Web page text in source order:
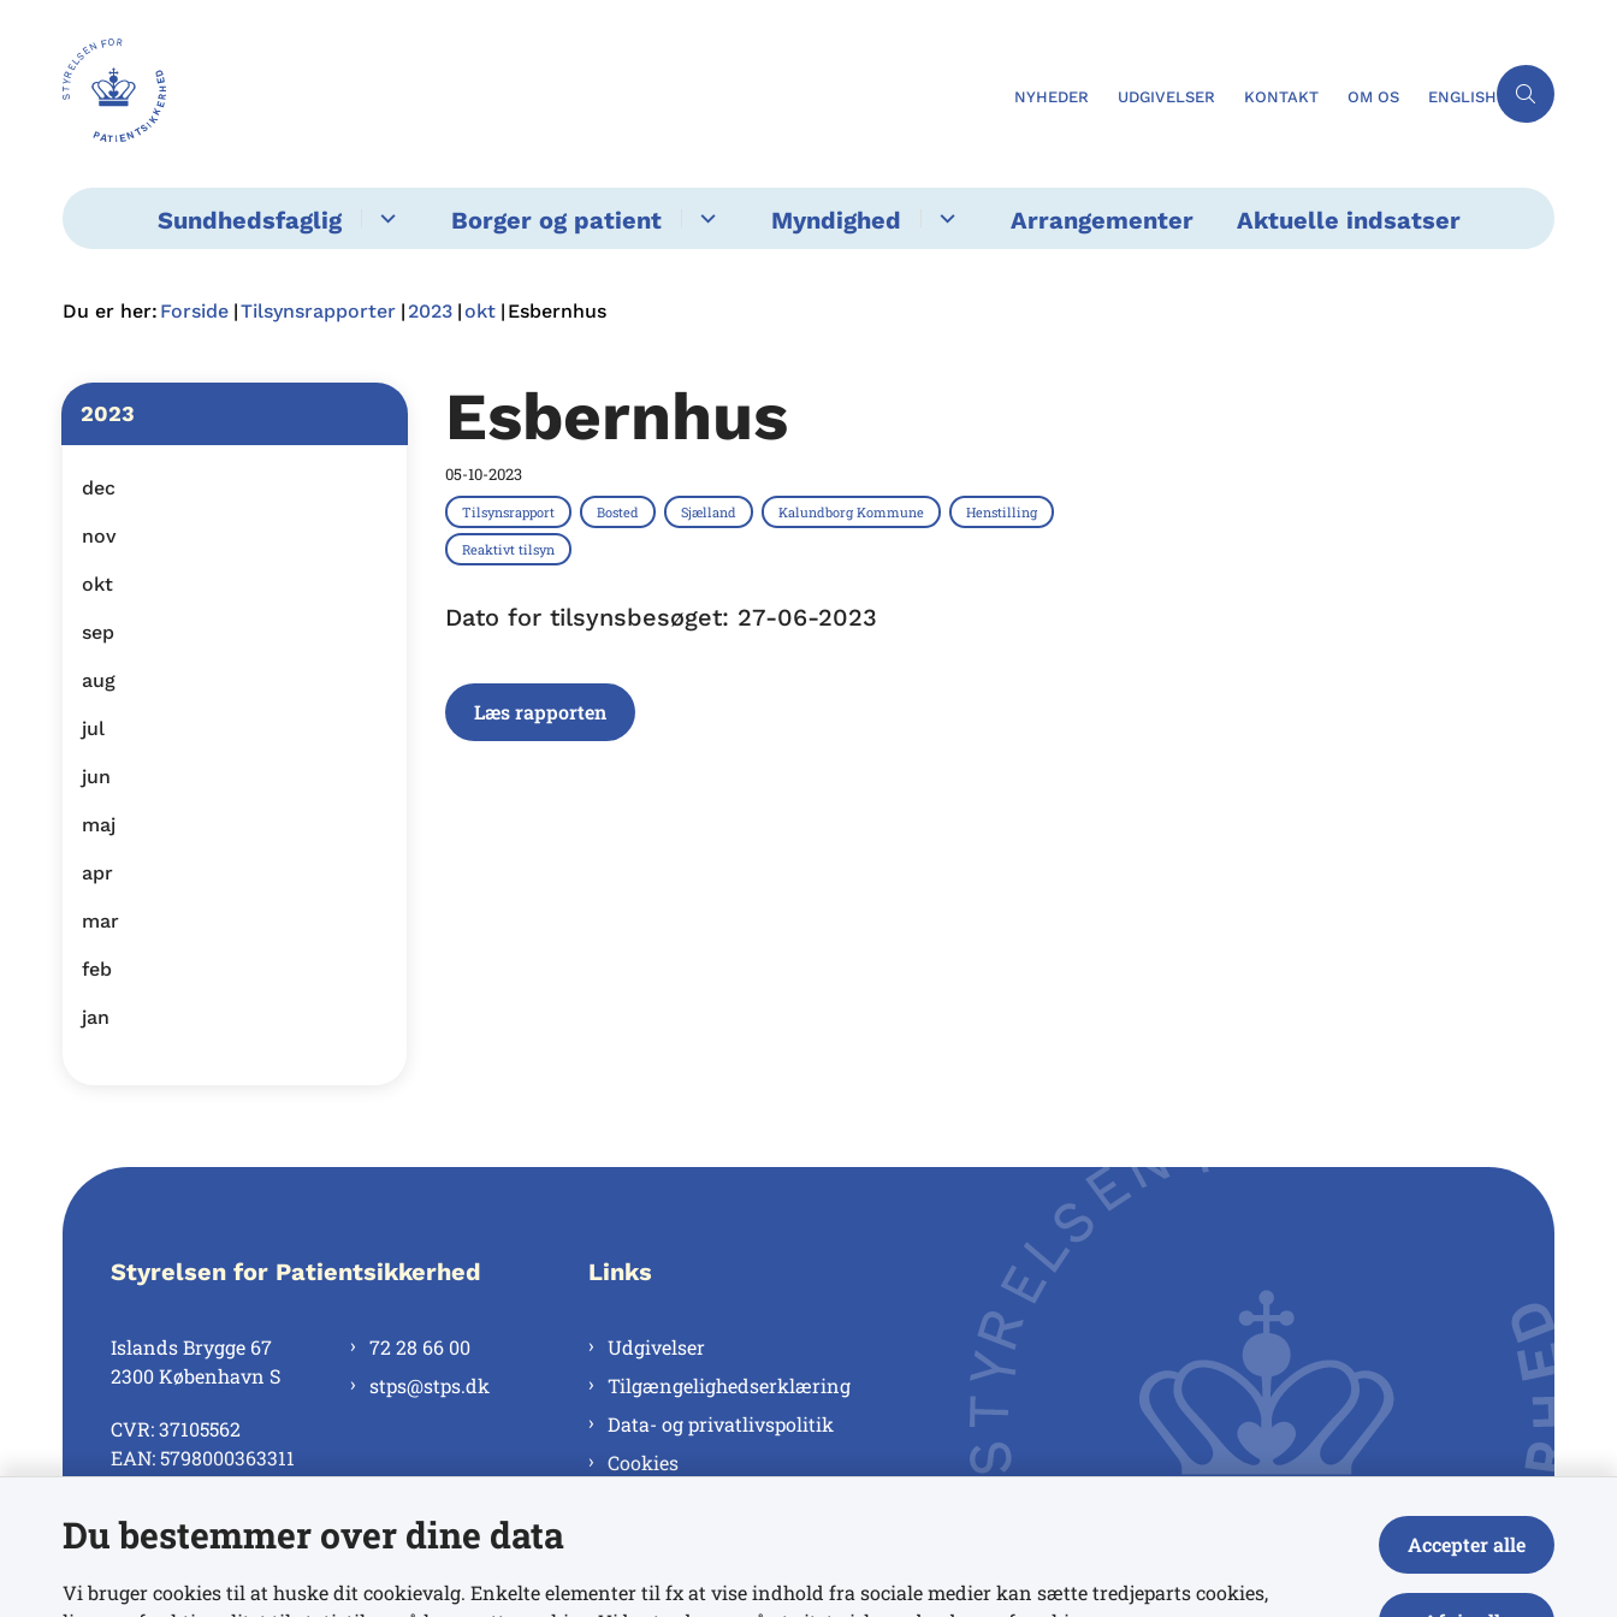
NYHEDER UDGIVELSER KONTAKT OM OS ENGLISH
Sundhedsfaglig Borger og patient Myndighed Arrangementer Aktuelle indsatser
Du er her: Forside Tilsynsrapporter 2023 okt Esbernhus
2023
dec
nov
okt
sep
aug
jul
jun
maj
apr
mar
feb
jan
Esbernhus
05-10-2023
Tilsynsrapport Bosted Sjælland Kalundborg Kommune Henstilling
Reaktivt tilsyn
Dato for tilsynsbesøget: 27-06-2023
Læs rapporten
Styrelsen for Patientsikkerhed
Islands Brygge 67
2300 København S
CVR: 37105562
EAN: 5798000363311
72 28 66 00
stps@stps.dk
Se alle kontaktnumre
Links
Udgivelser
Tilgængelighedserklæring
Data- og privatlivspolitik
Cookies
Du bestemmer over dine data
Vi bruger cookies til at huske dit cookievalg. Enkelte elementer til fx at vise indhold fra sociale medier kan sætte tredjeparts cookies,
Accepter alle